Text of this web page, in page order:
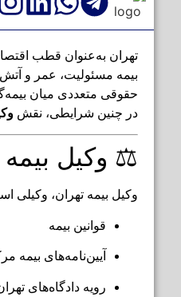
تهران به‌عنوان قطب
بیمه مسئولیت، عمر و
حقوقی متعددی میان
در چنین شرایطی، نقش
⚖️ وکیل
وکیل بیمه تهران،
قوانین بیمه
آیین‌نامه‌های بیمه
رویه دادگاه‌های